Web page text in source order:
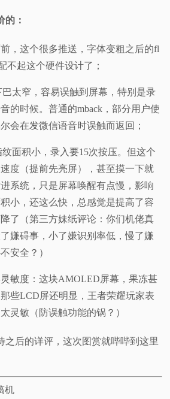
的：
，这个很多推送，字体变粗之后的fl
不起这个硬件设计了；
巴太窄，容易误触到屏幕，特别是录
的时候。普通的mback，部分用户使
会在发微信语音时误触而返回；
纹面积小，录入要15次按压。但这个
度（提前先亮屏），甚至摸一下就
系统，只是屏幕唤醒有点慢，影响
小，还这么快，总感觉是提高了容
了（第三方妹纸评论：你们机佬真
嫌碍事，小了嫌识别率低，慢了嫌
安全？）
敏度：这块AMOLED屏幕，果冻甚
些LCD屏还明显，王者荣耀玩家表
灵敏（防误触功能的锅？）
之后的详评，这次图赏就哔哔到这里
机